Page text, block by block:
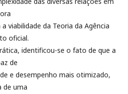
viabilidade da Teoria da Agência
oficial.
identificou-se o fato de que a
de
e desempenho mais otimizado,
de uma